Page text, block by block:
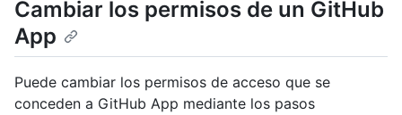
Cambiar los permisos de un GitHub
App
Puede cambiar los permisos de acceso que se
conceden a GitHub App mediante los pasos